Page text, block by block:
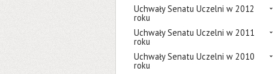
Uchwały Senatu Uczelni w 2012
roku
Uchwały Senatu Uczelni w 2011
roku
Uchwały Senatu Uczelni w 2010
roku